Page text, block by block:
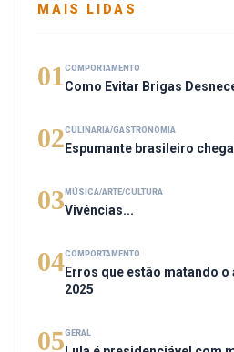
MAIS LIDAS
01 COMPORTAMENTO
Como Evitar Brigas
02CULINÁRIA/GASTRONOMIA
Espumante brasileiro
03 MÚSICA/ARTE/CULTURA
Vivências...
04COMPORTAMENTO
Erros que estão matando o
2025
05GERAL